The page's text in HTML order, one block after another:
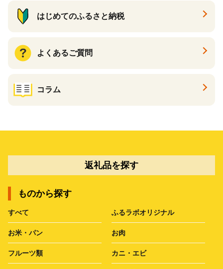
はじめてのふるさと納税
よくあるご質問
コラム
返礼品を探す
ものから探す
すべて ふるラボオリジナル
お米・パン お肉
フルーツ類 カニ・エビ